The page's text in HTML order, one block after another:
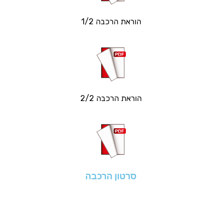
הוראת הרכבה 1/2
הוראת הרכבה 2/2
סרטון הרכבה